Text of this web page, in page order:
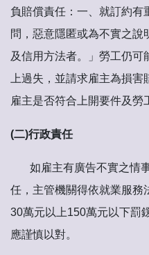
負賠償責任：一、就訂約有
問，惡意隱匿或為不實之
及信用方法者。」勞工仍可
上過失，並請求雇主為損
雇主是否符合上開要件及勞
(二)行政責任
如雇主有廣告不實之情
任，主管機關得依就業服務
30萬元以上150萬元以下罰
應謹慎以對。